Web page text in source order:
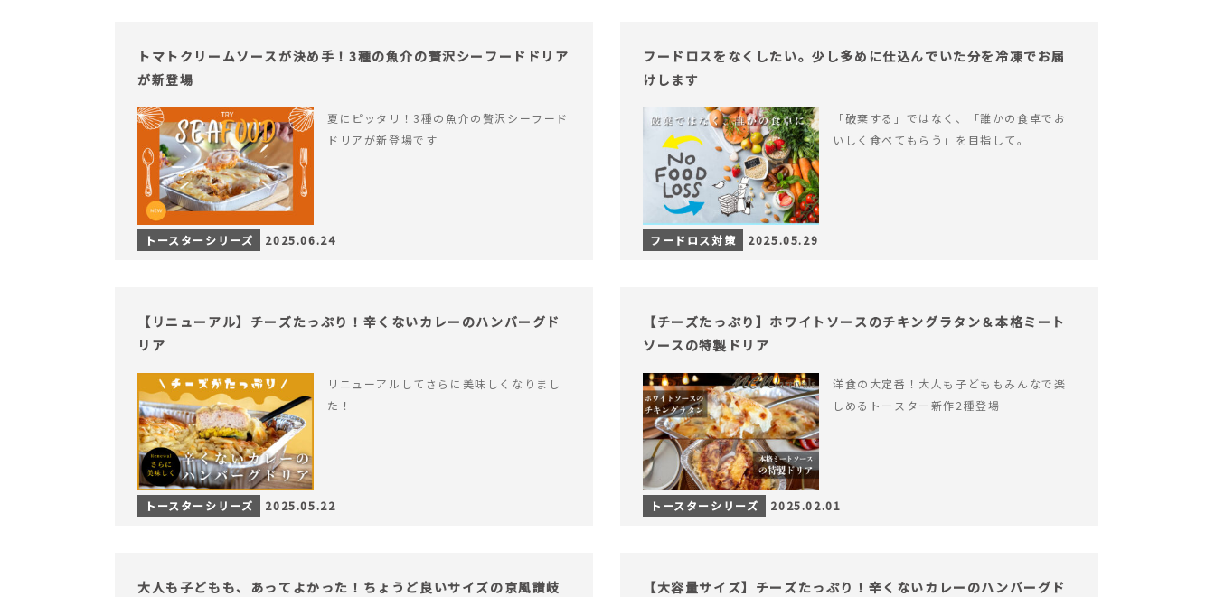
トマトクリームソースが決め手！3種の魚介の贅沢シーフードドリア
が新登場
夏にピッタリ！3種の魚介の贅沢シーフード
ドリアが新登場です
トースターシリーズ 2025.06.24
フードロスをなくしたい。少し多めに仕込んでいた分を冷凍でお届
けします
「破棄する」ではなく、「誰かの食卓でお
いしく食べてもらう」を目指して。
フードロス対策 2025.05.29
【リニューアル】チーズたっぷり！辛くないカレーのハンバーグド
リア
リニューアルしてさらに美味しくなりまし
た！
トースターシリーズ 2025.05.22
【チーズたっぷり】ホワイトソースのチキングラタン＆本格ミート
ソースの特製ドリア
洋食の大定番！大人も子どももみんなで楽
しめるトースター新作2種登場
トースターシリーズ 2025.02.01
大人も子どもも、あってよかった！ちょうど良いサイズの京風讃岐
【大容量サイズ】チーズたっぷり！辛くないカレーのハンバーグド